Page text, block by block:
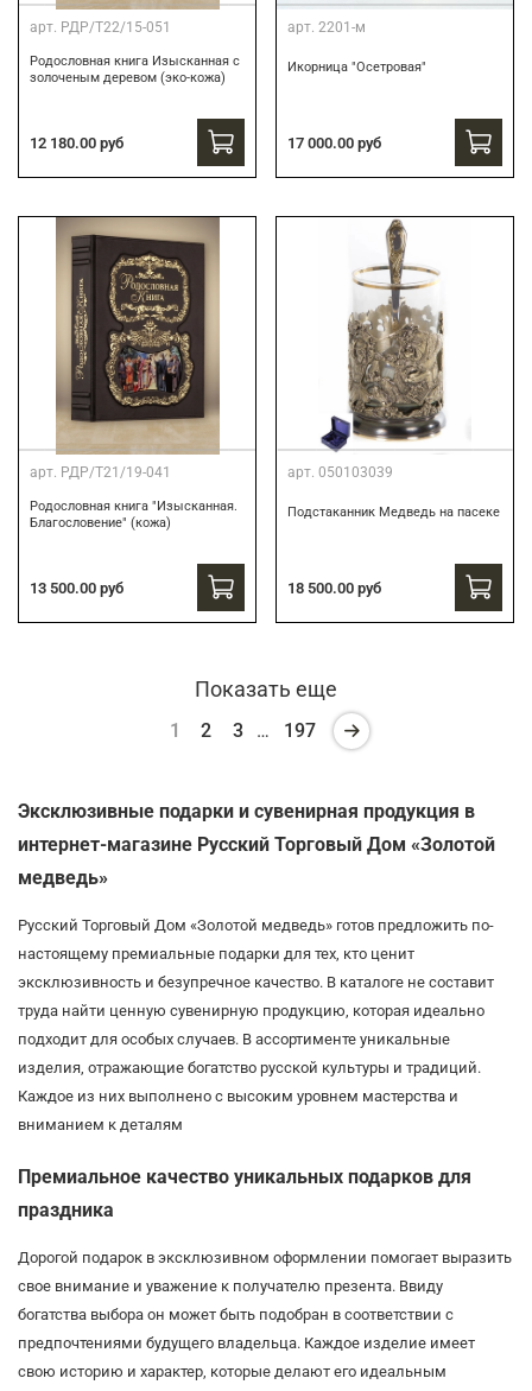
арт. РДР/Т22/15-051
Родословная книга Изысканная с
золоченым деревом (эко-кожа)
12 180.00 руб
арт. 2201-м
Икорница "Осетровая"
17 000.00 руб
арт. РДР/Т21/19-041
Родословная книга "Изысканная.
Благословение" (кожа)
13 500.00 руб
арт. 050103039
Подстаканник Медведь на пасеке
18 500.00 руб
Показать еще
1 2 3 … 197
Эксклюзивные подарки и сувенирная продукция в
интернет-магазине Русский Торговый Дом «Золотой
медведь»
Русский Торговый Дом «Золотой медведь» готов предложить по-
настоящему премиальные подарки для тех, кто ценит
эксклюзивность и безупречное качество. В каталоге не составит
труда найти ценную сувенирную продукцию, которая идеально
подходит для особых случаев. В ассортименте уникальные
изделия, отражающие богатство русской культуры и традиций.
Каждое из них выполнено с высоким уровнем мастерства и
вниманием к деталям
Премиальное качество уникальных подарков для
праздника
Дорогой подарок в эксклюзивном оформлении помогает выразить
свое внимание и уважение к получателю презента. Ввиду
богатства выбора он может быть подобран в соответствии с
предпочтениями будущего владельца. Каждое изделие имеет
свою историю и характер, которые делают его идеальным